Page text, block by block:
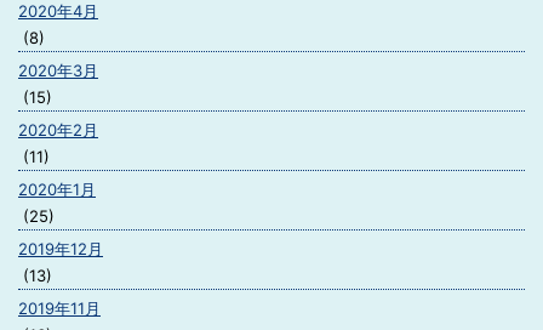
2020年4月
(8)
2020年3月
(15)
2020年2月
(11)
2020年1月
(25)
2019年12月
(13)
2019年11月